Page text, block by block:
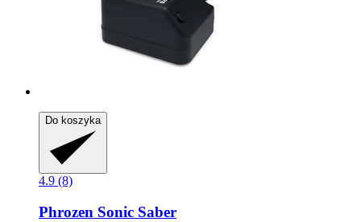
Do koszyka
4.9 (8)
Phrozen Sonic Saber